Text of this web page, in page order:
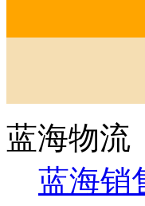
蓝海物流
蓝海销